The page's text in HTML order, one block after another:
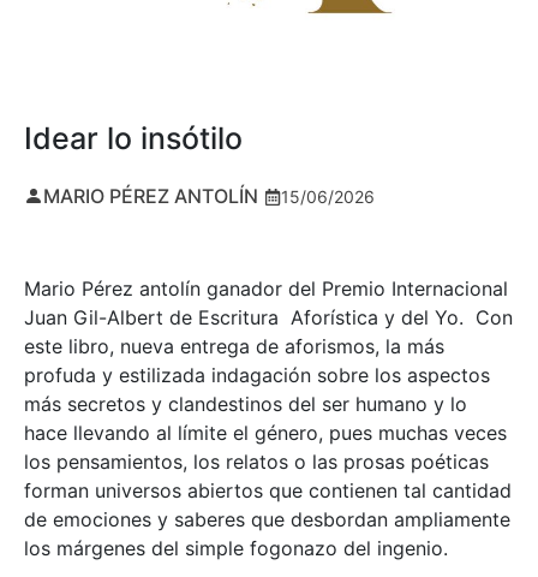
Idear lo insótilo
MARIO PÉREZ ANTOLÍN 15/06/2026
Mario Pérez antolín ganador del Premio Internacional
Juan Gil-Albert de Escritura Aforística y del Yo. Con
este libro, nueva entrega de aforismos, la más
profuda y estilizada indagación sobre los aspectos
más secretos y clandestinos del ser humano y lo
hace llevando al límite el género, pues muchas veces
los pensamientos, los relatos o las prosas poéticas
forman universos abiertos que contienen tal cantidad
de emociones y saberes que desbordan ampliamente
los márgenes del simple fogonazo del ingenio.